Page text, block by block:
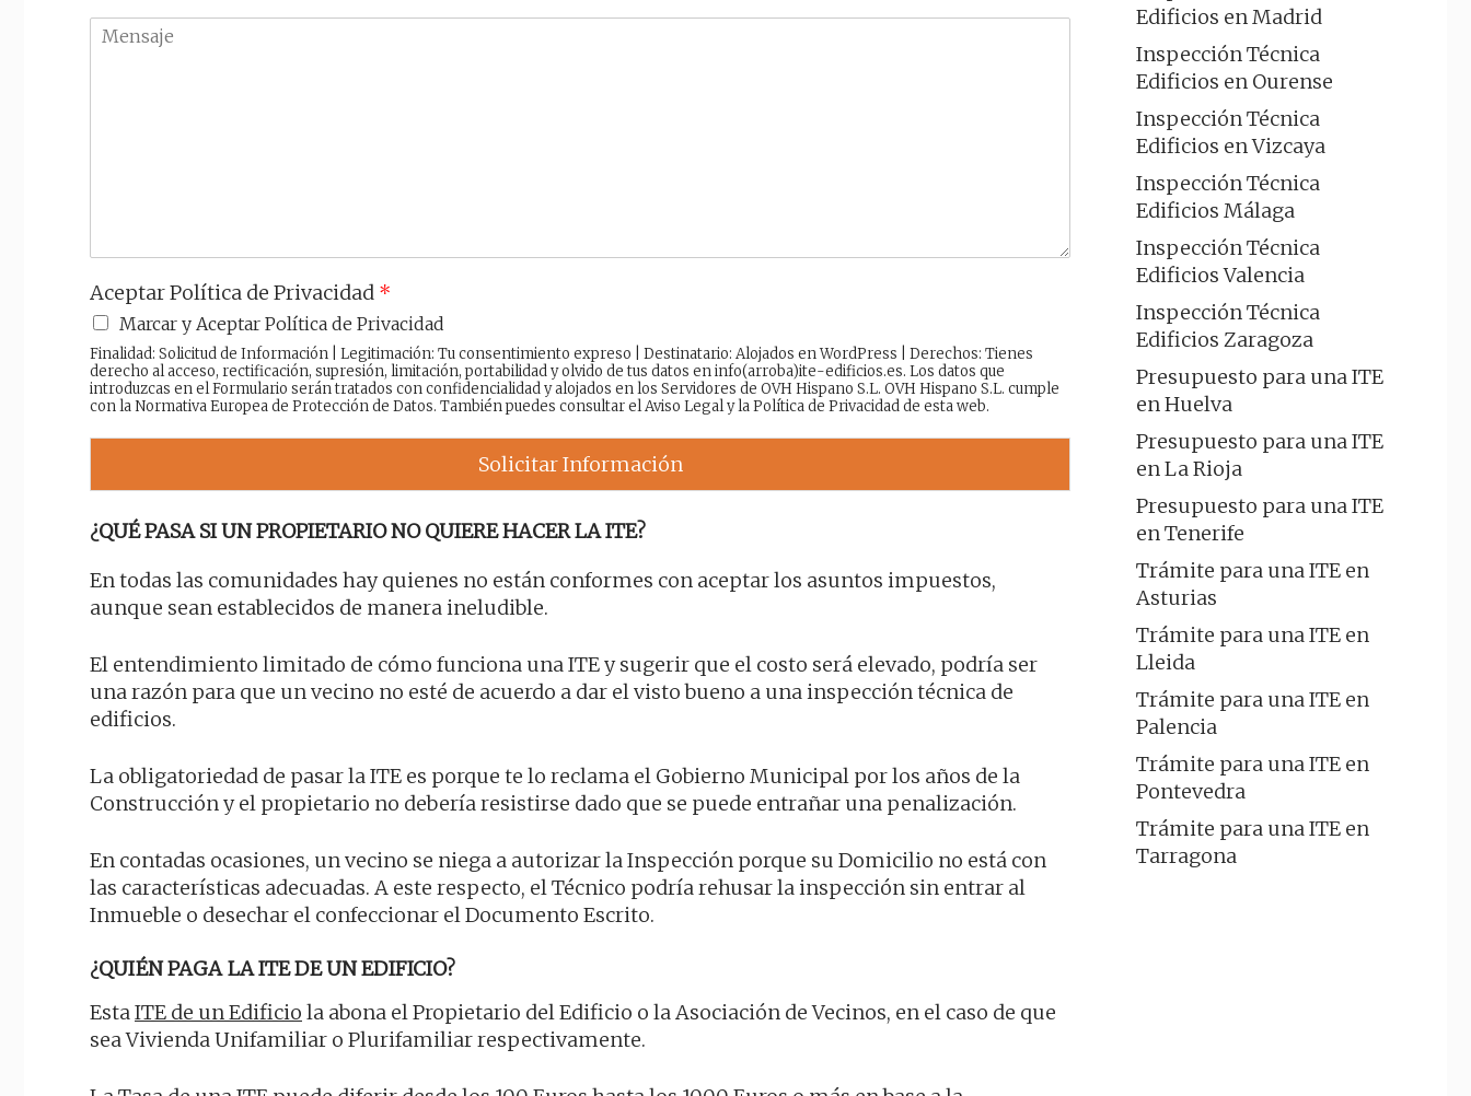
a
M
Aceptar Política de Privacidad *
Marcar y Aceptar Política de Privacidad
Finalidad: Solicitud de Información | Legitimación: Tu consentimiento expreso | Destinatario: Alojados en WordPress | Derechos: Tienes
derecho al acceso, rectificación, supresión, limitación, portabilidad y olvido de tus datos en info(arroba)ite-edificios.es. Los datos que
introduzcas en el Formulario serán tratados con confidencialidad y alojados en los Servidores de OVH Hispano S.L. OVH Hispano S.L. cumple
con la Normativa Europea de Protección de Datos. También puedes consultar elAviso Legaly laPolítica de Privacidadde esta web.
Solicitar Información
¿QUÉ PASA SI UN PROPIETARIO NO QUIERE HACER LA ITE?
En todas las comunidades hay quienes no están conformes con aceptar los asuntos impuestos,
aunque sean establecidos de manera ineludible.
El entendimiento limitado de cómo funciona una ITE y sugerir que el costo será elevado, podría ser
una razón para que un vecino no esté de acuerdo a dar el visto bueno a una inspección técnica de
edificios.
La obligatoriedad de pasar la ITE es porque te lo reclama el Gobierno Municipal por los años de la
Construcción y el propietario no debería resistirse dado que se puede entrañar una penalización.
En contadas ocasiones, un vecino se niega a autorizar la Inspección porque su Domicilio no está con
las características adecuadas. A este respecto, el Técnico podría rehusar la inspección sin entrar al
Inmueble o desechar el confeccionar el Documento Escrito.
¿QUIÉN PAGA LA ITE DE UN EDIFICIO?
EstaITE de un Edificio la abona el Propietario del Edificio o la Asociación de Vecinos, en el caso de que
sea Vivienda Unifamiliar o Plurifamiliar respectivamente.
Edificios en Madrid
Inspección Técnica
Edificios en Ourense
Inspección Técnica
Edificios en Vizcaya
Inspección Técnica
Edificios Málaga
Inspección Técnica
Edificios Valencia
Inspección Técnica
Edificios Zaragoza
Presupuesto para una ITE
en Huelva
Presupuesto para una ITE
en La Rioja
Presupuesto para una ITE
en Tenerife
Trámite para una ITE en
Asturias
Trámite para una ITE en
Lleida
Trámite para una ITE en
Palencia
Trámite para una ITE en
Pontevedra
Trámite para una ITE en
Tarragona